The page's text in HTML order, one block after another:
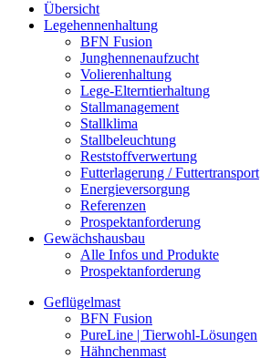
Übersicht
Legehennenhaltung
BFN Fusion
Junghennenaufzucht
Volierenhaltung
Lege-Elterntierhaltung
Stallmanagement
Stallklima
Stallbeleuchtung
Reststoffverwertung
Futterlagerung / Futtertransport
Energieversorgung
Referenzen
Prospektanforderung
Gewächshausbau
Alle Infos und Produkte
Prospektanforderung
Geflügelmast
BFN Fusion
PureLine | Tierwohl-Lösungen
Hähnchenmast